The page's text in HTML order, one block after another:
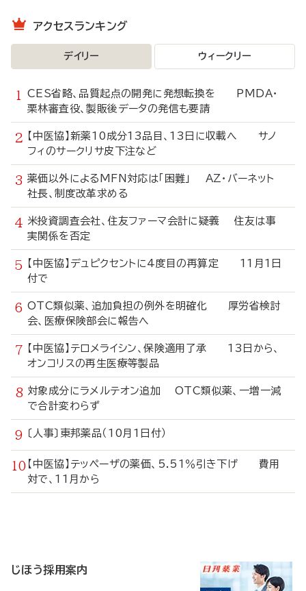
アクセスランキング
デイリー ウィークリー
CES省略、品質起点の開発に発想転換を PMDA・
栗林審査役、製販後データの発信も要請
【中医協】新薬10成分13品目、13日に収載へ サノ
フィのサークリサ皮下注など
薬価以外によるMFN対応は「困難」 AZ・バーネット
社長、制度改革求める
米投資調査会社、住友ファーマ会計に疑義 住友は事
実関係を否定
【中医協】デュピクセントに4度目の再算定 11月1日
付で
OTC類似薬、追加負担の例外を明確化 厚労省検討
会、医療保険部会に報告へ
【中医協】テロメライシン、保険適用了承 13日から、
オンコリスの再生医療等製品
対象成分にラメルテオン追加 OTC類似薬、一増一減
で合計変わらず
〔人事〕東邦薬品（10月1日付）
【中医協】テッペーザの薬価、5.51％引き下げ 費用
対で、11月から
じほう採用案内